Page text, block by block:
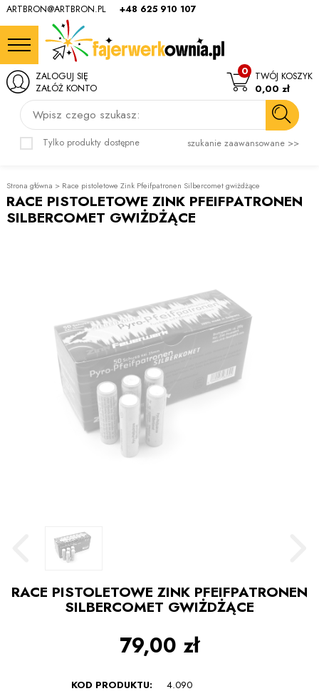
ARTBRON@ARTBRON.PL +48 625 910 107
Wpisz czego szukasz:
Tylko produkty dostępne szukanie zaawansowane >>
ZALOGUJ SIĘ
ZAŁÓŻ KONTO
TWÓJ KOSZYK
0
0,00 zł
Strona główna > Race pistoletowe Zink Pfeifpatronen Silbercomet gwiżdżące
RACE PISTOLETOWE ZINK PFEIFPATRONEN
SILBERCOMET GWIŻDŻĄCE
RACE PISTOLETOWE ZINK PFEIFPATRONEN
SILBERCOMET GWIŻDŻĄCE
79,00 zł
KOD PRODUKTU:
4.090